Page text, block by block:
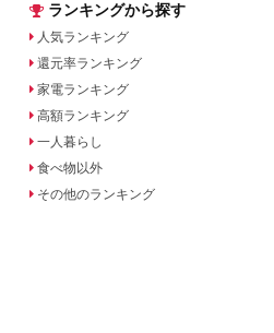
ランキングから探す
人気ランキング
還元率ランキング
家電ランキング
高額ランキング
一人暮らし
食べ物以外
その他のランキング